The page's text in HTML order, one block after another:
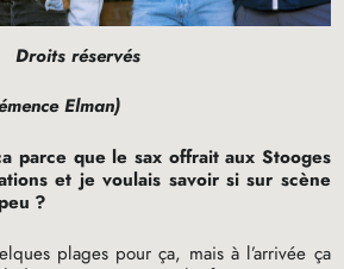
Droits réservés
Elman)
parce que le sax offrait aux Stooges
et je voulais savoir si sur scène
?
plages pour ça, mais à l’arrivée ça